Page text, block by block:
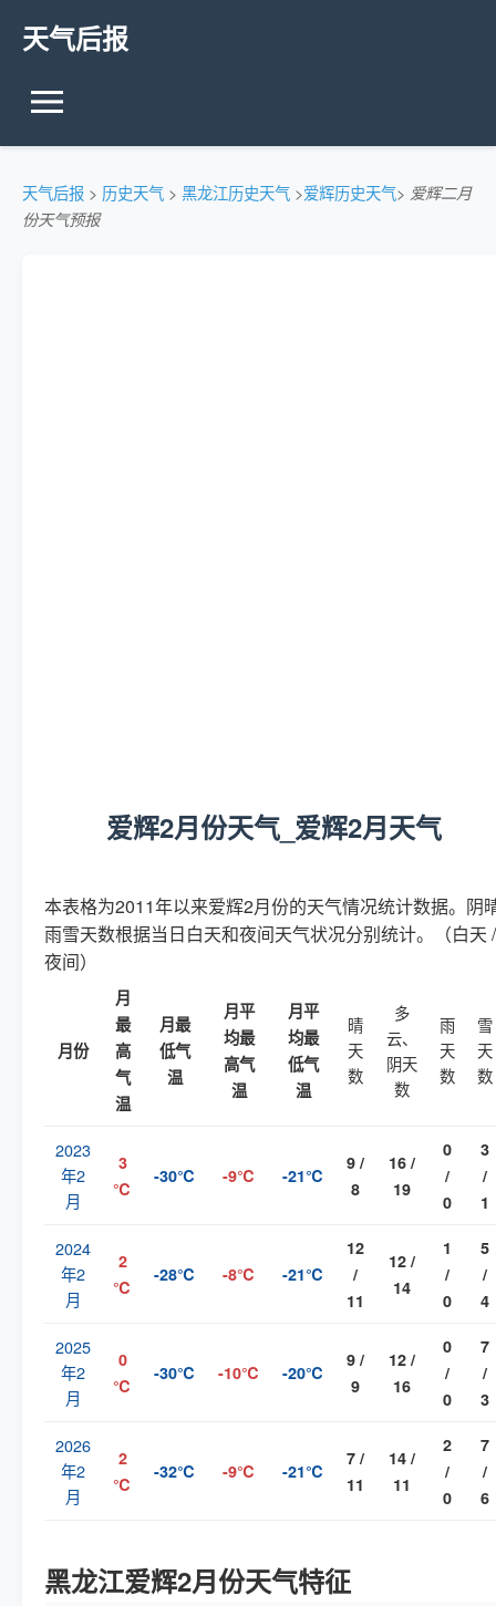
天气后报
天气后报 > 历史天气 > 黑龙江历史天气 >爱辉历史天气> 爱辉二月
份天气预报
爱辉2月份天气_爱辉2月天气
本表格为2011年以来爱辉2月份的天气情况统计数据。阴
雨雪天数根据当日白天和夜间天气状况分别统计。（白天 /
夜间）
月份
月
最
高
气
温
月最
低气
温
月平
均最
高气
温
月平
均最
低气
温
晴
天
数
多
云、
阴天
数
雨
天
数
雪
天
数
2023
年2
月
3
℃
-30℃ -9℃ -21℃
9 /
8
16 /
19
0
/
0
3
/
1
2024
年2
月
2
℃
-28℃ -8℃ -21℃
12
/
11
12 /
14
1
/
0
5
/
4
2025
年2
月
0
℃
-30℃ -10℃ -20℃
9 /
9
12 /
16
0
/
0
7
/
3
2026
年2
月
2
℃
-32℃ -9℃ -21℃
7 /
11
14 /
11
2
/
0
7
/
6
黑龙江爱辉2月份天气特征